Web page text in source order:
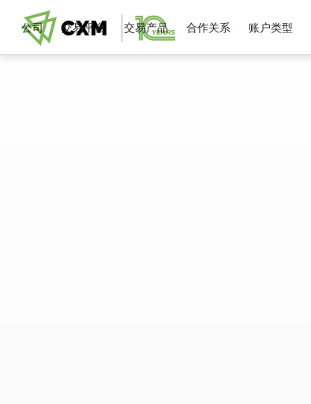
公司 交易平台 交易产品 合作关系 账户类型